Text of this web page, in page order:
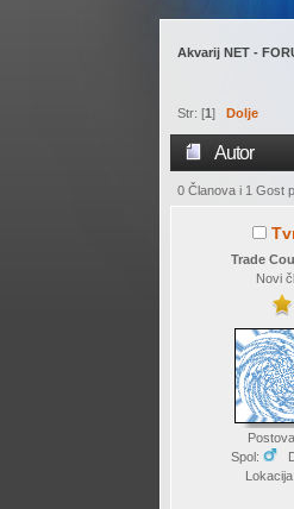
Akvarij NET -
Str: [1] Dolje
Autor
0 Članova i 1 Gost
Trade
Novi
Spol: